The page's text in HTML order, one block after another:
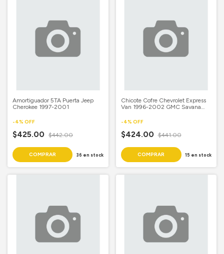
Amortiguador 5TA Puerta Jeep
Cherokee 1997-2001
-4% OFF
$425.00 $442.00
36 en stock
Chicote Cofre Chevrolet Express
Van 1996-2002 GMC Savana
-4% OFF
$424.00 $441.00
15 en stock